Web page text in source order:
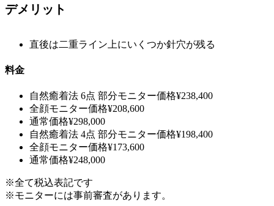
デメリット
直後は二重ライン上にいくつか針穴が残る
料金
自然癒着法 6点 部分モニター価格¥238,400
全顔モニター価格¥208,600
通常価格¥298,000
自然癒着法 4点 部分モニター価格¥198,400
全顔モニター価格¥173,600
通常価格¥248,000
※全て税込表記です
※モニターには事前審査があります。